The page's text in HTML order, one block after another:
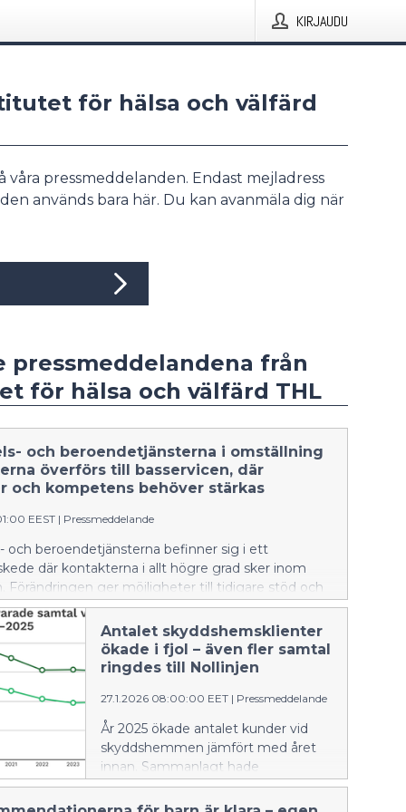
KIRJAUDU
för hälsa och välfärd
våra pressmeddelanden. Endast mejladress
används bara här. Du kan avanmäla dig när
pressmeddelandena från
för hälsa och välfärd THL
och beroendetjänsterna i omställning
överförs till basservicen, där
och kompetens behöver stärkas
EEST | Pressmeddelande
och beroendetjänsterna befinner sig i ett
där kontakterna i allt högre grad sker inom
Förändringen ger möjligheter till tidigare stöd och
till vård, men förutsätter en
utveckling av servicestrukturerna, samarbetet
inom basservicen. Annars finns det risk för
inte motsvarar människornas allt mer varierande
det i Institutet för hälsa och välfärds (THL)
om tillståndet för rusmedels- och
(Päihde- ja riippuvuuspalvelujen tila). Till
rusmedels- och beroendetjänsterna inom den
och sjukvården som avsåg alkoholanvändning 56
2024 än 2019. På motsvarande sätt har
Antalet skyddshemsklienter
ökade i fjol – även fler samtal
ringdes till Nollinjen
27.1.2026 08:00:00 EET | Pressmeddelande
År 2025 ökade antalet kunder vid
skyddshemmen jämfört med året
innan. Sammanlagt hade
skyddshemmen 5 979 kunder, vilket
är cirka 180 fler än år 2024.